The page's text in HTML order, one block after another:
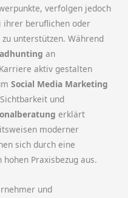
verfolgen jedoch
ihrer beruflichen oder
unterstützen. Während
an
aktiv gestalten
Social Media Marketing
und
erklärt
moderner
sich durch eine
Praxisbezug aus.
und